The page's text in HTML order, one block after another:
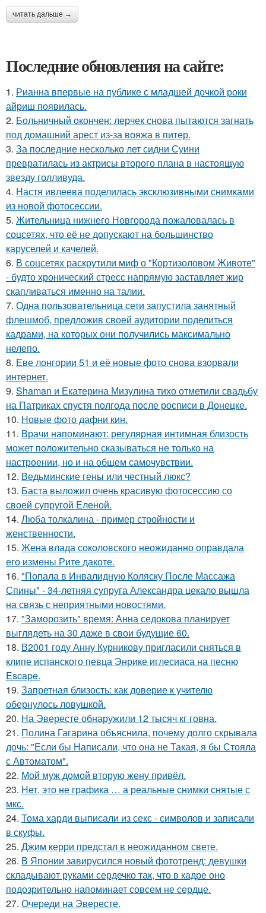
читать дальше →
Последние обновления на сайте:
1. Рианна впервые на публике с младшей дочкой роки
айриш появилась.
2. Больничный окончен: лерчек снова пытаются загнать
под домашний арест из-за вояжа в питер.
3. За последние несколько лет сидни Суини
превратилась из актрисы второго плана в настоящую
звезду голливуда.
4. Настя ивлеева поделилась эксклюзивными снимками
из новой фотосессии.
5. Жительница нижнего Новгорода пожаловалась в
соцсетях, что её не допускают на большинство
каруселей и качелей.
6. В соцсетях раскрутили миф о "Кортизоловом Животе"
- будто хронический стресс напрямую заставляет жир
скапливаться именно на талии.
7. Одна пользовательница сети запустила занятный
флешмоб, предложив своей аудитории поделиться
кадрами, на которых они получились максимально
нелепо.
8. Еве лонгории 51 и её новые фото снова взорвали
интернет.
9. Shaman и Екатерина Мизулина тихо отметили свадьбу
на Патриках спустя полгода после росписи в Донецке.
10. Новые фото дафни кин.
11. Врачи напоминают: регулярная интимная близость
может положительно сказываться не только на
настроении, но и на общем самочувствии.
12. Ведьминские гены или честный люкс?
13. Баста выложил очень красивую фотосессию со
своей супругой Еленой.
14. Люба толкалина - пример стройности и
женственности.
15. Жена влада соколовского неожиданно оправдала
его измены Рите дакоте.
16. "Попала в Инвалидную Коляску После Массажа
Спины" - 34-летняя супруга Александра цекало вышла
на связь с неприятными новостями.
17. "Заморозить" время: Анна седокова планирует
выглядеть на 30 даже в свои будущие 60.
18. В2001 году Анну Курникову пригласили сняться в
клипе испанского певца Энрике иглесиаса на песню
Escape.
19. Запретная близость: как доверие к учителю
обернулось ловушкой.
20. На Эвересте обнаружили 12 тысяч кг говна.
21. Полина Гагарина объяснила, почему долго скрывала
дочь: "Если бы Написали, что она не Такая, я бы Стояла
с Автоматом".
22. Мой муж домой вторую жену привёл.
23. Нет, это не графика … а реальные снимки снятые с
мкс.
24. Тома харди выписали из секс - символов и записали
в скуфы.
25. Джим керри предстал в неожиданном свете.
26. В Японии завирусился новый фототренд: девушки
складывают руками сердечко так, что в кадре оно
подозрительно напоминает совсем не сердце.
27. Очереди на Эвересте.